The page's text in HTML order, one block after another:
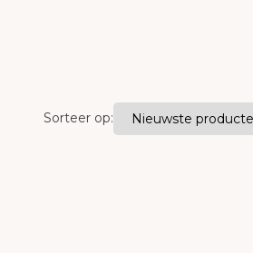
Sorteer op: